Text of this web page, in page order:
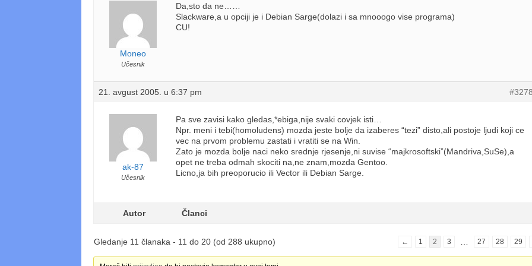
Moneo
Učesnik
Da,sto da ne……
Slackware,a u opciji je i Debian Sarge(dolazi i sa mnooogo vise programa)
CU!
21. avgust 2005. u 6:37 pm
ak-87
Učesnik
Pa sve zavisi kako gledas,*ebiga,nije svaki covjek isti…
Npr. meni i tebi(homoludens) mozda jeste bolje da izaberes “tezi” disto,ali postoje ljudi koji ce
vec na prvom problemu zastati i vratiti se na Win.
Zato je mozda bolje naci neko srednje rjesenje,ni suvise “majkrosoftski”(Mandriva,SuSe),a
opet ne treba odmah skociti na,ne znam,mozda Gentoo.
Licno,ja bih preoporucio ili Vector ili Debian Sarge.
Autor Članci
Gledanje 11 članaka - 11 do 20 (od 288 ukupno) ← 1 2 3 27 28 29